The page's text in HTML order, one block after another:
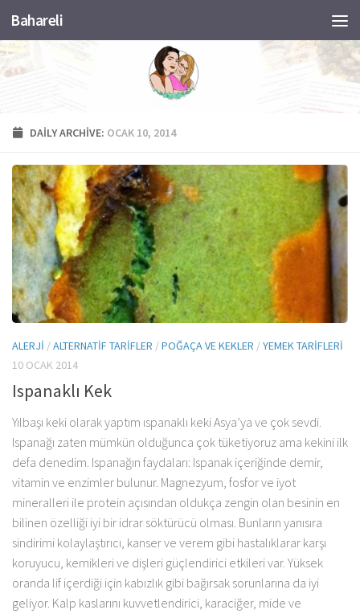
Skip to content
Bahareli
DAILY ARCHIVE: OCAK 10, 2014
ALERJI /ALTERNATIF TARIFLER /POĞAÇA VE KEKLER /YEMEK TARIFLERI
10 OCAK 2014
Ispanaklı Kek
Yılbaşı keki olarak yaptım ıspanaklı keki Asya’ya ve çok sevdi.
Ispanağı zaten mümkün olduğunca çok tüketiyoruz ama kekini ilk
defa denedim. Ispanağın faydaları: Ispanak içeriğinde demir,
vitamin ve enzimler bulunur. Magnezyum, fosfor ve iyot
mineralleri ile protein açısından oldukça zengin olan besinin en
bilinen özelliği iyi bir idrar söktürücü olması. Bunların yanısıra
sindirimi kolaylaştırıcı, kanser ve verem gibi hastalıklarar karşı
koruyucu, kemikleri ve dişleri güçlendirici etkileri var. Yüksek
oranda lif içerdiği için kabızlık gibi bağırsak sorunlarına da iyi
geliyor. Kalp kaslarını kuvvetlendirici, karaciğer, mide ve